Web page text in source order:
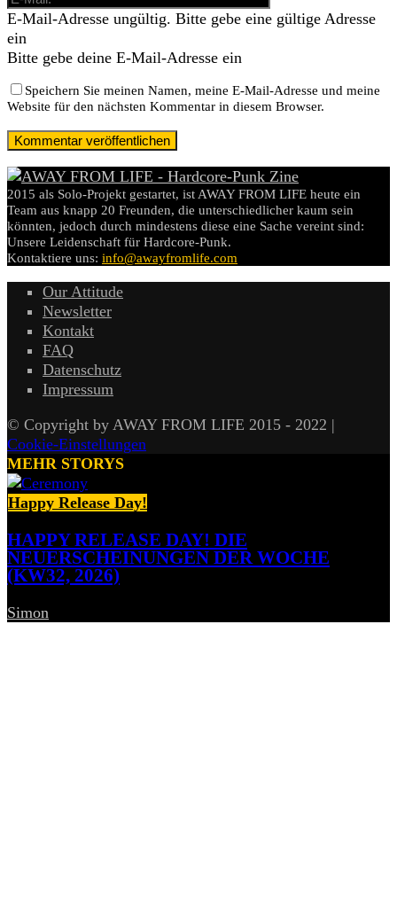
E-Mail-Adresse ungültig. Bitte gebe eine gültige Adresse
ein
Bitte gebe deine E-Mail-Adresse ein
Speichern Sie meinen Namen, meine E-Mail-Adresse und meine
Website für den nächsten Kommentar in diesem Browser.
2015 als Solo-Projekt gestartet, ist AWAY FROM LIFE heute ein
Team aus knapp 20 Freunden, die unterschiedlicher kaum sein
könnten, jedoch durch mindestens diese eine Sache vereint sind:
Unsere Leidenschaft für Hardcore-Punk.
Kontaktiere uns: info@awayfromlife.com
Our Attitude
Newsletter
Kontakt
FAQ
Datenschutz
Impressum
© Copyright by AWAY FROM LIFE 2015 - 2022 |
Cookie-Einstellungen
MEHR STORYS
Happy Release Day!
HAPPY RELEASE DAY! DIE
NEUERSCHEINUNGEN DER WOCHE
(KW32, 2026)
Simon